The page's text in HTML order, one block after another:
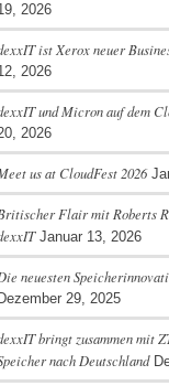
2026
ist Xerox neuer
2026
und Micron auf dem
2026
us at CloudFest 2026
Flair mit Roberts
Januar 13, 2026
neuesten
Dezember 29, 2025
bringt zusammen mit
nach Deutschland